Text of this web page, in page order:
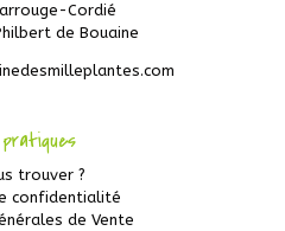
Cordié
de Bouaine
trouver ?
confidentialité
de Vente